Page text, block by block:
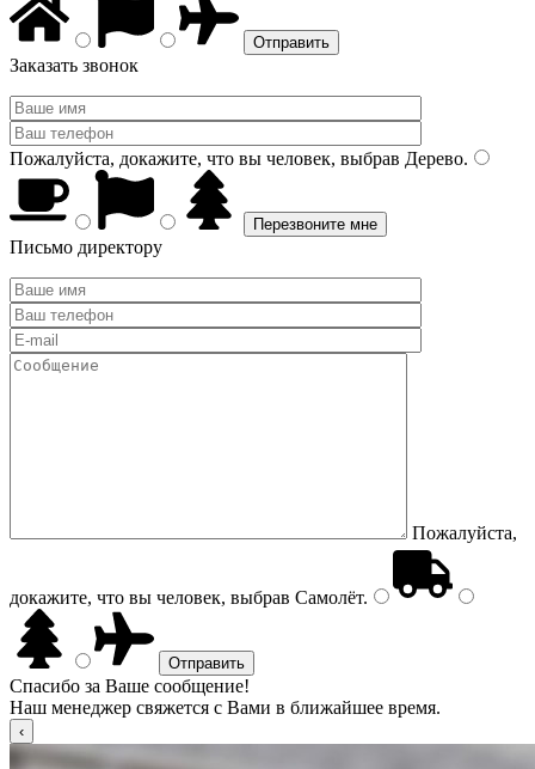
Заказать звонок
Пожалуйста, докажите, что вы человек, выбрав Дерево.
Письмо директору
Пожалуйста,
докажите, что вы человек, выбрав Самолёт.
Спасибо за Ваше сообщение!
Наш менеджер свяжется с Вами в ближайшее время.